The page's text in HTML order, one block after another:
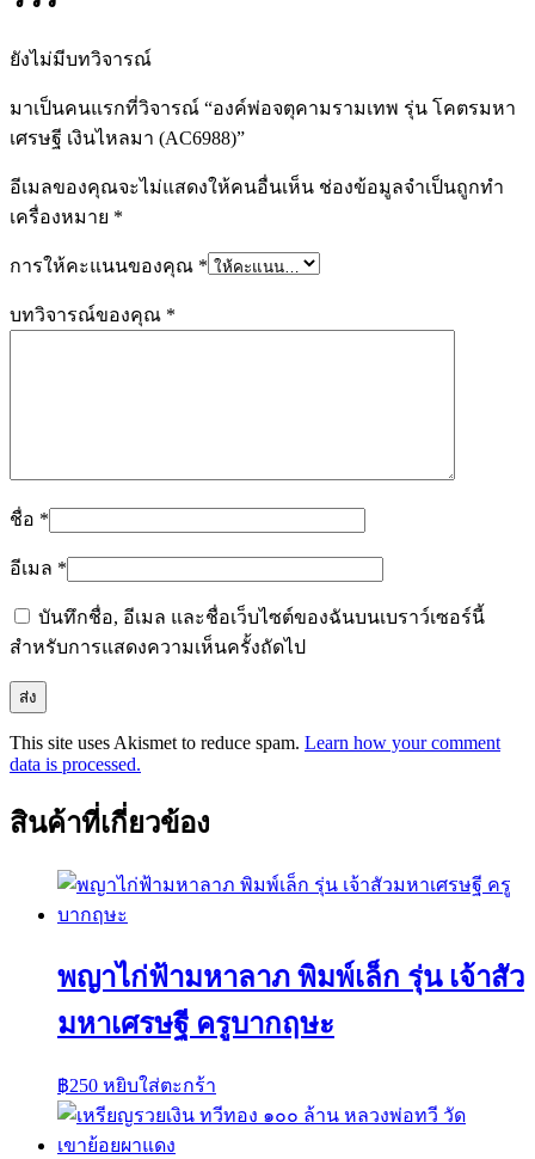
ยังไม่มีบทวิจารณ์
มาเป็นคนแรกที่วิจารณ์ “องค์พ่อจตุคามรามเทพ รุ่น โคตรมหา
เศรษฐี เงินไหลมา (AC6988)”
อีเมลของคุณจะไม่แสดงให้คนอื่นเห็น ช่องข้อมูลจำเป็นถูกทำ
เครื่องหมาย *
การให้คะแนนของคุณ *
บทวิจารณ์ของคุณ *
ชื่อ *
อีเมล *
บันทึกชื่อ, อีเมล และชื่อเว็บไซต์ของฉันบนเบราว์เซอร์นี้
สำหรับการแสดงความเห็นครั้งถัดไป
This site uses Akismet to reduce spam. Learn how your comment
data is processed.
สินค้าที่เกี่ยวข้อง
พญาไก่ฟ้ามหาลาภ พิมพ์เล็ก รุ่น เจ้าสัว
มหาเศรษฐี ครูบากฤษะ
฿250 หยิบใส่ตะกร้า